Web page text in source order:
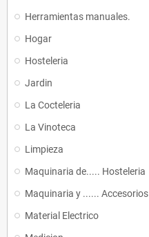
Herramientas manuales.
Hogar
Hosteleria
Jardin
La Cocteleria
La Vinoteca
Limpieza
Maquinaria de..... Hosteleria
Maquinaria y ...... Accesorios
Material Electrico